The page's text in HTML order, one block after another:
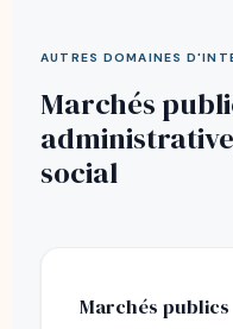
AUTRES DOMAINES
Marchés
social
Marchés publics